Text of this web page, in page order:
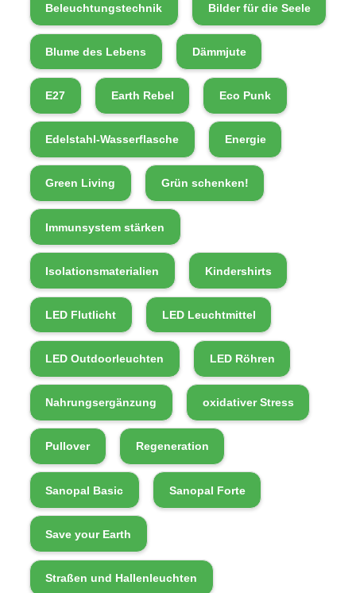
Beleuchtungstechnik Bilder für die Seele
Blume des Lebens Dämmjute
E27 Earth Rebel Eco Punk
Edelstahl-Wasserflasche Energie
Green Living Grün schenken!
Immunsystem stärken
Isolationsmaterialien Kindershirts
LED Flutlicht LED Leuchtmittel
LED Outdoorleuchten LED Röhren
Nahrungsergänzung oxidativer Stress
Pullover Regeneration
Sanopal Basic Sanopal Forte
Save your Earth
Straßen und Hallenleuchten